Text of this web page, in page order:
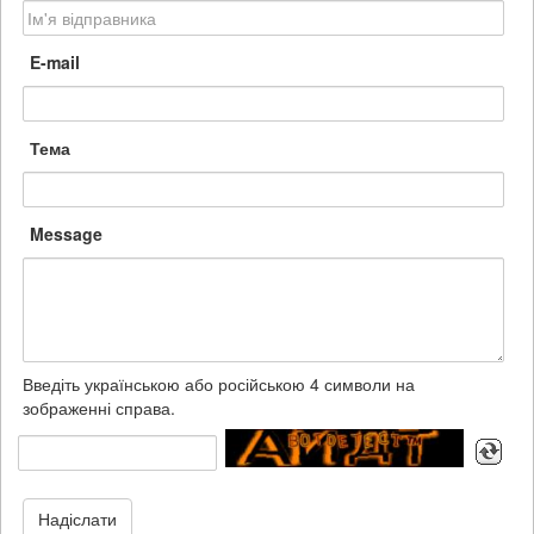
E-mail
Тема
Message
Введіть українською або російською 4 символи на
зображенні справа.
Надіслати